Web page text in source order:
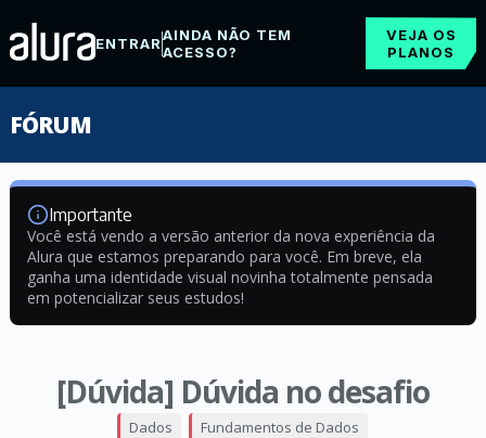
ENTRARAINDA NÃO TEM
ACESSO?
VEJA OS
PLANOS
FÓRUM
Importante
Você está vendo a versão anterior da nova experiência da
Alura que estamos preparando para você. Em breve, ela
ganha uma identidade visual novinha totalmente pensada
em potencializar seus estudos!
[Dúvida] Dúvida no desafio
Dados Fundamentos de Dados